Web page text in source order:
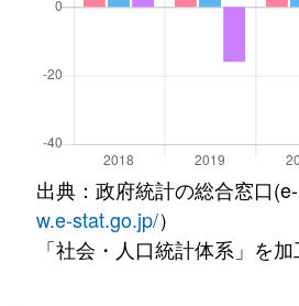
出典：政府統計の総合窓口
w.e-stat.go.jp/）
「社会・人口統計体系」を